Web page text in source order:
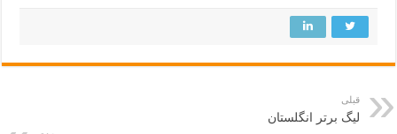
قبلی
لیگ برتر انگلستان